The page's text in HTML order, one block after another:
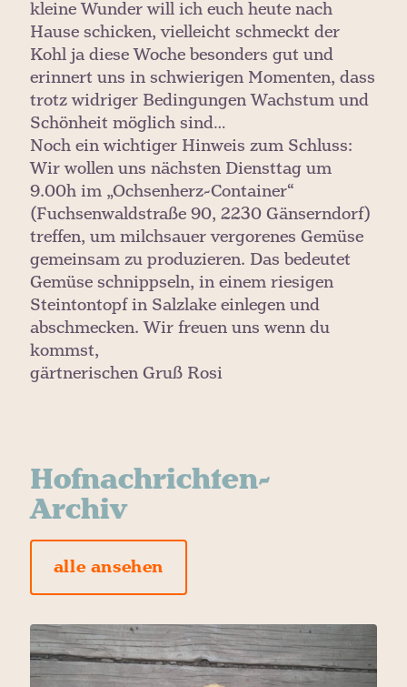
kleine Wunder will ich euch heute nach
Hause schicken, vielleicht schmeckt der
Kohl ja diese Woche besonders gut und
erinnert uns in schwierigen Momenten, dass
trotz widriger Bedingungen Wachstum und
Schönheit möglich sind…
Noch ein wichtiger Hinweis zum Schluss:
Wir wollen uns nächsten Diensttag um
9.00h im „Ochsenherz-Container“
(Fuchsenwaldstraße 90, 2230 Gänserndorf)
treffen, um milchsauer vergorenes Gemüse
gemeinsam zu produzieren. Das bedeutet
Gemüse schnippseln, in einem riesigen
Steintontopf in Salzlake einlegen und
abschmecken. Wir freuen uns wenn du
kommst,
gärtnerischen Gruß Rosi
Hofnachrichten-
Archiv
alle ansehen